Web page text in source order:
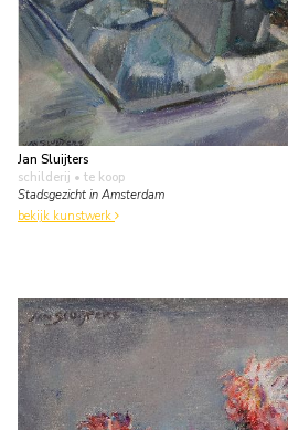
Jan Sluijters
schilderij • te koop
Stadsgezicht in Amsterdam
bekijk kunstwerk